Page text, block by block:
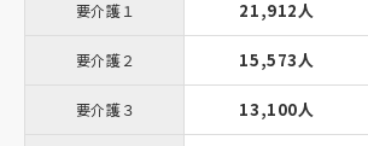
要介護１ 21,912人
要介護２ 15,573人
要介護３ 13,100人